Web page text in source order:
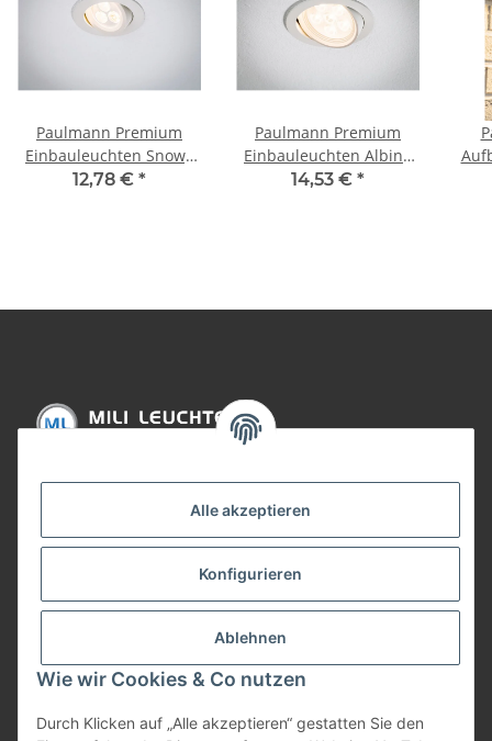
Alle akzeptieren
Konfigurieren
Ablehnen
Wie wir Cookies & Co nutzen
Durch Klicken auf „Alle akzeptieren“ gestatten Sie den
Paulmann Premium
Einbauleuchten Snowy
schwenkbar LED 1x3,6W
12,78 € *
Paulmann Premium
Einbauleuchten Albina
schwenkbar LED 1x7,2W
14,53 € *
Gesetzliche Informationen
Bezahlung